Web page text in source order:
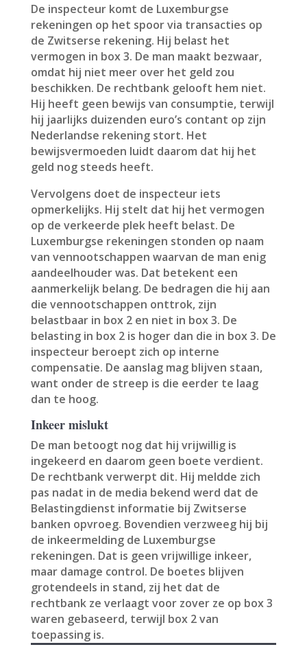
De inspecteur komt de Luxemburgse
rekeningen op het spoor via transacties op
de Zwitserse rekening. Hij belast het
vermogen in box 3. De man maakt bezwaar,
omdat hij niet meer over het geld zou
beschikken. De rechtbank gelooft hem niet.
Hij heeft geen bewijs van consumptie, terwijl
hij jaarlijks duizenden euro’s contant op zijn
Nederlandse rekening stort. Het
bewijsvermoeden luidt daarom dat hij het
geld nog steeds heeft.
Vervolgens doet de inspecteur iets
opmerkelijks. Hij stelt dat hij het vermogen
op de verkeerde plek heeft belast. De
Luxemburgse rekeningen stonden op naam
van vennootschappen waarvan de man enig
aandeelhouder was. Dat betekent een
aanmerkelijk belang. De bedragen die hij aan
die vennootschappen onttrok, zijn
belastbaar in box 2 en niet in box 3. De
belasting in box 2 is hoger dan die in box 3. De
inspecteur beroept zich op interne
compensatie. De aanslag mag blijven staan,
want onder de streep is die eerder te laag
dan te hoog.
Inkeer mislukt
De man betoogt nog dat hij vrijwillig is
ingekeerd en daarom geen boete verdient.
De rechtbank verwerpt dit. Hij meldde zich
pas nadat in de media bekend werd dat de
Belastingdienst informatie bij Zwitserse
banken opvroeg. Bovendien verzweeg hij bij
de inkeermelding de Luxemburgse
rekeningen. Dat is geen vrijwillige inkeer,
maar damage control. De boetes blijven
grotendeels in stand, zij het dat de
rechtbank ze verlaagt voor zover ze op box 3
waren gebaseerd, terwijl box 2 van
toepassing is.